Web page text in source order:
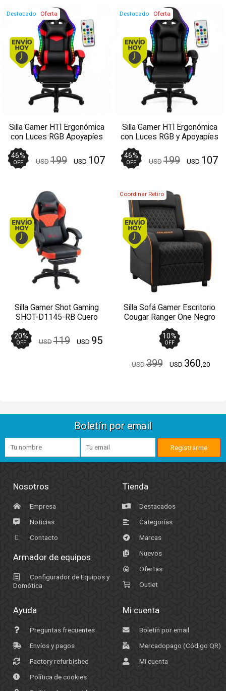
Destacado Oferta
Envío hoy. Comprando antes de 13Hs.
Silla Gamer HTI Ergonómica
con Luces RGB Apoyapíes
46%
OFF USD199 USD 107
Destacado Oferta
Envío hoy.
Silla Gamer HTI Ergonómica
con Luces RGB y Apoyapíes
46%
OFF USD199 USD 107
Envío hoy. Comprando antes de 13Hs.
Silla Gamer Shot Gaming
SHOT-D1145-RB Cuero
20%
OFF USD119 USD 95
Coordinar Retiro
Envío hoy.
Silla Sofá Gamer Escritorio
Cougar Ranger One Negro
10%
OFF
USD399 USD 360 ,20
Boletín por email
Nosotros
Empresa
Noticias
Contacto
Armador de equipos
Configurador de Equipos y
Domótica
Tienda
Destacados
Categorías
Marcas
Nuevos
Ofertas
Outlet
Ayuda
Preguntas frecuentes
Envíos y pagos
Factory refurbished
Política de cookies
Mi cuenta
Boletín por email
Mercadopago (Código QR)
Mi cuenta